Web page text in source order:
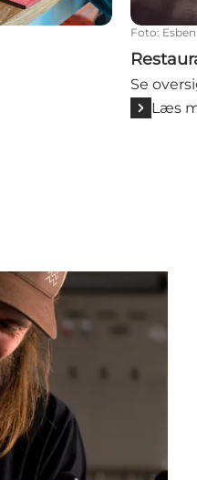
Foto:
Se
Læs